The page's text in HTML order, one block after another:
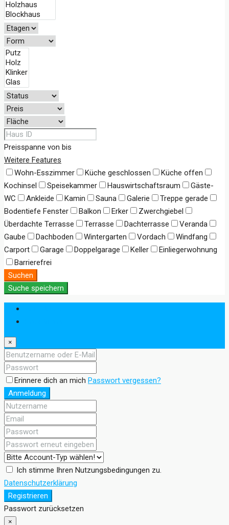
Preisspanne von bis
Weitere Features
Wohn-Esszimmer
Küche geschlossen
Küche offen
Kochinsel
Speisekammer Hauswirtschaftsraum
Gäste-
WC
Ankleide Kamin Sauna Galerie
Treppe gerade
Bodentiefe Fenster
Balkon Erker
Zwerchgiebel
Überdachte Terrasse
Terrasse Dachterrasse
Veranda
Gaube
Dachboden Wintergarten Vordach
Windfang
Carport
Garage Doppelgarage Keller
Einliegerwohnung
Barrierefrei
Suchen
Suche speichern
×
Erinnere dich an mich Passwort vergessen?
Anmeldung
Ich stimme Ihren Nutzungsbedingungen zu.
Datenschutzerklärung
Registrieren
Passwort zurücksetzen
×